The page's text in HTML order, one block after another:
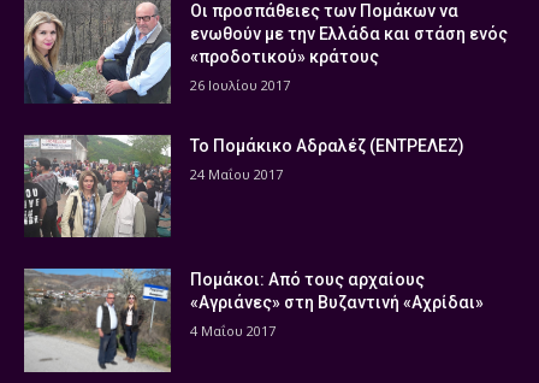
Οι προσπάθειες των Πομάκων να
ενωθούν με την Ελλάδα και στάση ενός
«προδοτικού» κράτους
26 Ιουλίου 2017
Το Πομάκικο Αδραλέζ (ΕΝΤΡΕΛΕΖ)
24 Μαΐου 2017
Πομάκοι: Από τους αρχαίους
«Αγριάνες» στη Βυζαντινή «Αχρίδαι»
4 Μαΐου 2017